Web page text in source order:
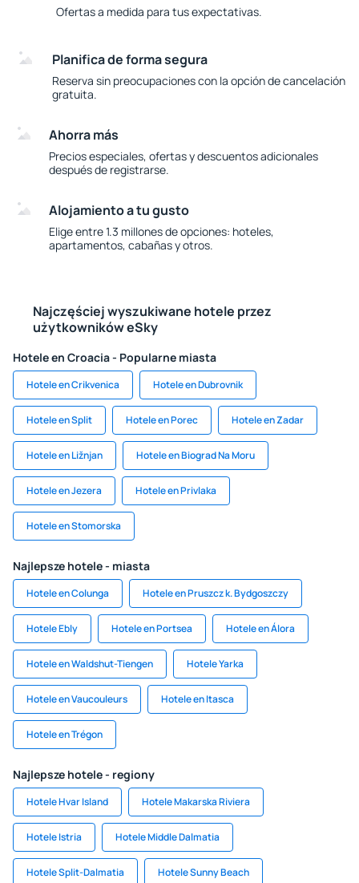
Ofertas a medida para tus expectativas.
Planifica de forma segura
Reserva sin preocupaciones con la opción de cancelación
gratuita.
Ahorra más
Precios especiales, ofertas y descuentos adicionales
después de registrarse.
Alojamiento a tu gusto
Elige entre 1.3 millones de opciones: hoteles,
apartamentos, cabañas y otros.
Najczęściej wyszukiwane hotele przez
użytkowników eSky
Hotele en Croacia - Popularne miasta
Hotele en Crikvenica Hotele en Dubrovnik
Hotele en Split Hotele en Porec Hotele en Zadar
Hotele en Ližnjan Hotele en Biograd Na Moru
Hotele en Jezera Hotele en Privlaka
Hotele en Stomorska
Najlepsze hotele - miasta
Hotele en Colunga Hotele en Pruszcz k. Bydgoszczy
Hotele Ebly Hotele en Portsea Hotele en Álora
Hotele en Waldshut-Tiengen Hotele Yarka
Hotele en Vaucouleurs Hotele en Itasca
Hotele en Trégon
Najlepsze hotele - regiony
Hotele Hvar Island Hotele Makarska Riviera
Hotele Istria Hotele Middle Dalmatia
Hotele Split-Dalmatia Hotele Sunny Beach